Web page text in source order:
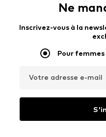
Ne
Inscrivez-vous à la
Pour femmes
Votre adresse e-mail